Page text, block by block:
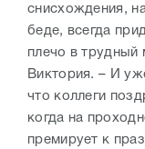
снисхождения,
беде, всегда
плечо в трудный
Виктория. – И
что коллеги
когда на
премирует к